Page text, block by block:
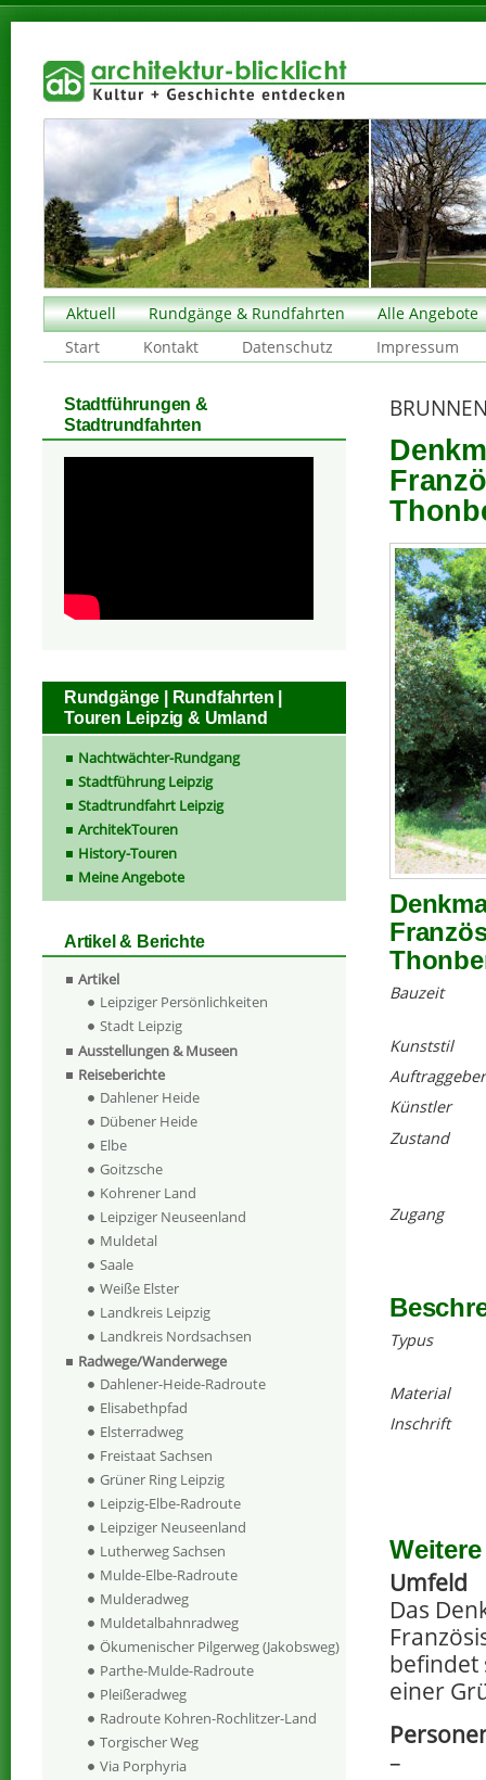
Aktuell Rundgänge & Rundfahrten
Alle Angebote
Start
Kontakt Datenschutz Impressum
Bauzeit
Kunststil
Auftraggeber
Künstler
Zustand
Zugang
Typus
Material
Inschrift
Umfeld
Das
befindet
einer
–
Stadtführungen &
Stadtrundfahrten
Rundgänge | Rundfahrten |
Touren Leipzig & Umland
Nachtwächter-Rundgang
Stadtführung Leipzig
Stadtrundfahrt Leipzig
ArchitekTouren
History-Touren
Meine Angebote
Artikel & Berichte
Artikel
Leipziger Persönlichkeiten
Stadt Leipzig
Ausstellungen & Museen
Reiseberichte
Dahlener Heide
Dübener Heide
Elbe
Goitzsche
Kohrener Land
Leipziger Neuseenland
Muldetal
Saale
Weiße Elster
Landkreis Leipzig
Landkreis Nordsachsen
Radwege/Wanderwege
Dahlener-Heide-Radroute
Elisabethpfad
Elsterradweg
Freistaat Sachsen
Grüner Ring Leipzig
Leipzig-Elbe-Radroute
Leipziger Neuseenland
Lutherweg Sachsen
Mulde-Elbe-Radroute
Mulderadweg
Muldetalbahnradweg
Ökumenischer Pilgerweg (Jakobsweg)
Parthe-Mulde-Radroute
Pleißeradweg
Radroute Kohren-Rochlitzer-Land
Torgischer Weg
Via Porphyria